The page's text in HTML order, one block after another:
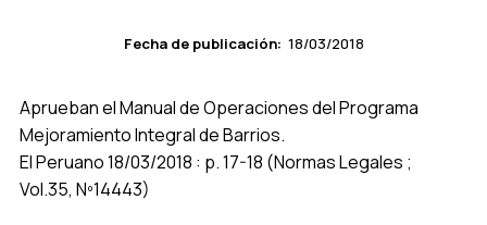
Fecha de publicación: 18/03/2018
Aprueban el Manual de Operaciones del Programa
Mejoramiento Integral de Barrios.
El Peruano 18/03/2018 : p. 17-18 (Normas Legales ;
Vol.35, Nº14443)